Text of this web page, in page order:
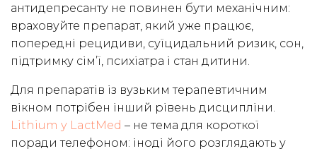
антидепресанту не повинен бути механічним:
враховуйте препарат, який уже працює,
попередні рецидиви, суїцидальний ризик, сон,
підтримку сім’ї, психіатра і стан дитини.
Для препаратів із вузьким терапевтичним
вікном потрібен інший рівень дисципліни.
Lithium у LactMed – не тема для короткої
поради телефоном: іноді його розглядають у